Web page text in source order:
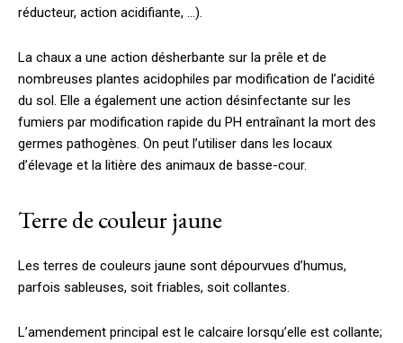
réducteur, action acidifiante, …).
La chaux a une action désherbante sur la prêle et de
nombreuses plantes acidophiles par modification de l’acidité
du sol. Elle a également une action désinfectante sur les
fumiers par modification rapide du PH entraînant la mort des
germes pathogènes. On peut l’utiliser dans les locaux
d’élevage et la litière des animaux de basse-cour.
Terre de couleur jaune
Les terres de couleurs jaune sont dépourvues d’humus,
parfois sableuses, soit friables, soit collantes.
L’amendement principal est le calcaire lorsqu’elle est collante;